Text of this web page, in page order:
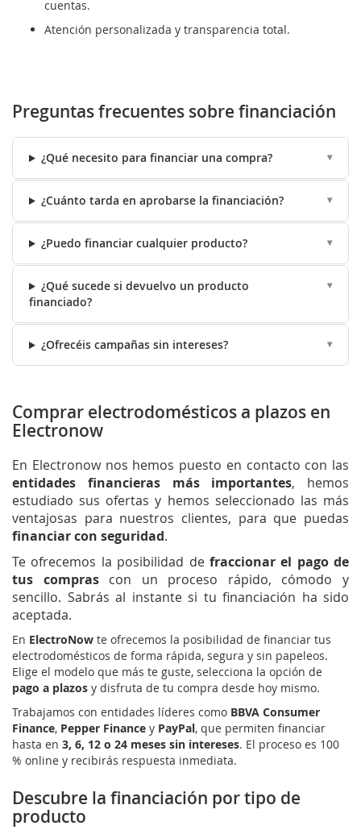
cuentas.
Atención personalizada y transparencia total.
Preguntas frecuentes sobre financiación
¿Qué necesito para financiar una compra?
¿Cuánto tarda en aprobarse la financiación?
¿Puedo financiar cualquier producto?
¿Qué sucede si devuelvo un producto
financiado?
¿Ofrecéis campañas sin intereses?
Comprar electrodomésticos a plazos en
Electronow
En Electronow nos hemos puesto en contacto con las
entidades financieras más importantes, hemos
estudiado sus ofertas y hemos seleccionado las más
ventajosas para nuestros clientes, para que puedas
financiar con seguridad.
Te ofrecemos la posibilidad de fraccionar el pago de
tus comprascon un proceso rápido, cómodo y
sencillo. Sabrás al instante si tu financiación ha sido
aceptada.
En ElectroNow te ofrecemos la posibilidad de financiar tus
electrodomésticos de forma rápida, segura y sin papeleos.
Elige el modelo que más te guste, selecciona la opción de
pago a plazos y disfruta de tu compra desde hoy mismo.
Trabajamos con entidades líderes como BBVA Consumer
Finance, Pepper Finance y PayPal, que permiten financiar
hasta en 3, 6, 12 o 24 meses sin intereses. El proceso es 100
% online y recibirás respuesta inmediata.
Descubre la financiación por tipo de
producto